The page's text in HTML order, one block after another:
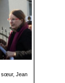
sœur, Jean